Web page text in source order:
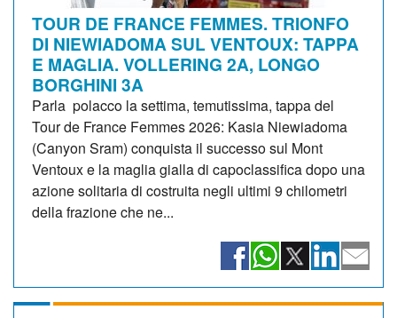
TOUR DE FRANCE FEMMES. TRIONFO
DI NIEWIADOMA SUL VENTOUX: TAPPA
E MAGLIA. VOLLERING 2A, LONGO
BORGHINI 3A
Parla polacco la settima, temutissima, tappa del
Tour de France Femmes 2026: Kasia Niewiadoma
(Canyon Sram) conquista il successo sul Mont
Ventoux e la maglia gialla di capoclassifica dopo una
azione solitaria di costruita negli ultimi 9 chilometri
della frazione che ne...